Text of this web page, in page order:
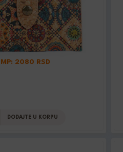
MP: 2080 RSD
DODAJTE U KORPU